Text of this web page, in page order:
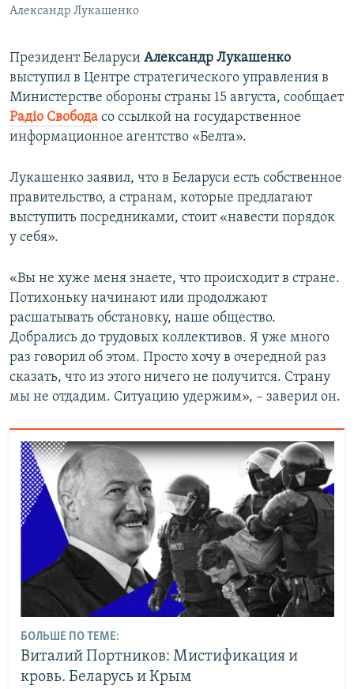
УКРАИНСКАЯ ПРОБЛЕМА КРЫМА
Александр Лукашенко
Президент Беларуси Александр Лукашенко
выступил в Центре стратегического управления в
Министерстве обороны страны 15 августа, сообщает
Радiо Свобода со ссылкой на государственное
информационное агентство «Белта».
Лукашенко заявил, что в Беларуси есть собственное
правительство, а странам, которые предлагают
выступить посредниками, стоит «навести порядок
у себя».
«Вы не хуже меня знаете, что происходит в стране.
Потихоньку начинают или продолжают
расшатывать обстановку, наше общество.
Добрались до трудовых коллективов. Я уже много
раз говорил об этом. Просто хочу в очередной раз
сказать, что из этого ничего не получится. Страну
мы не отдадим. Ситуацию удержим», – заверил он.
БОЛЬШЕ ПО ТЕМЕ:
Виталий Портников: Мистификация и
кровь. Беларусь и Крым